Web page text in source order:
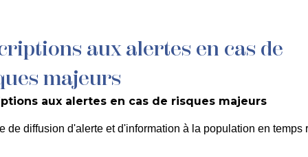
QUOTIDIEN DÉCOUVRIR LA ROQUE
CRÉANCES
aux alertes en cas de
majeurs
aux alertes en cas de risques majeurs
de diffusion d'alerte et d'information à la population en temps